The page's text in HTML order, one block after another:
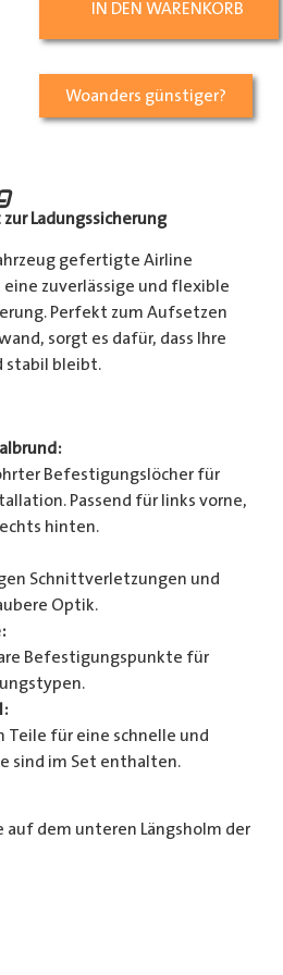
IN DEN WARENKORB
Woanders günstiger?
Ladungssicherung
gefertigte Airline
zuverlässige und flexible
Perfekt zum Aufsetzen
sorgt es dafür, dass Ihre
stabil bleibt.
Befestigungslöcher für
Passend für links vorne,
hinten.
Schnittverletzungen und
Optik.
Befestigungspunkte für
für eine schnelle und
sind im Set enthalten.
auf dem unteren Längsholm der
verbessern Sie die